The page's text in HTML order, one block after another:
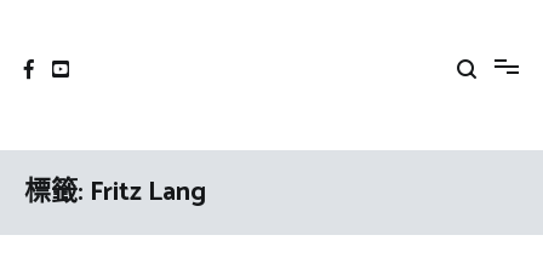
標籤: Fritz Lang